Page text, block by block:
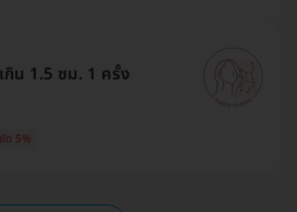
กิน 1.5 ซม. 1 ครั้ง
ด 5%